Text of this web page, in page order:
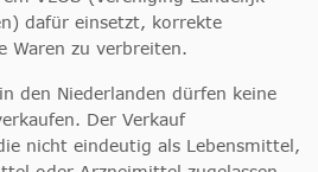
dafür einsetzt, korrekte
Waren zu verbreiten.
den Niederlanden dürfen keine
Der Verkauf
nicht eindeutig als Lebensmittel,